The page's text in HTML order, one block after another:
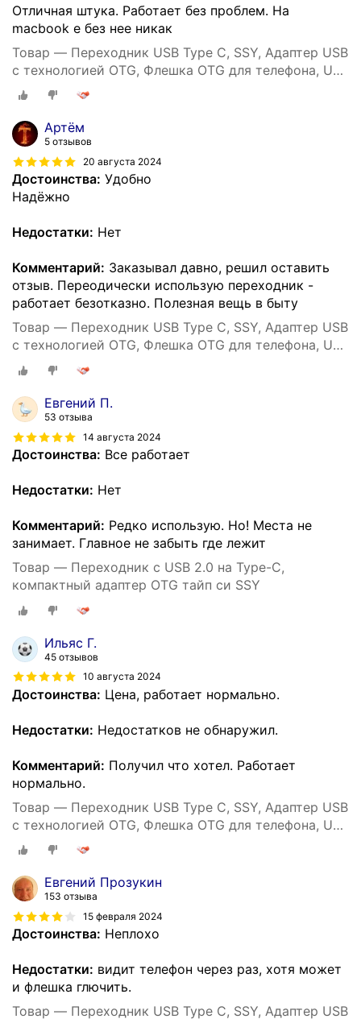
Отличная штука. Работает без проблем. На
macbook е без нее никак
Товар — Переходник USB Type C, SSY, Адаптер USB
с технологией OTG, Флешка OTG для телефона, USB
хаб
Артём
5 отзывов
20 августа 2024
Достоинства: Удобно
Надёжно
Недостатки: Нет
Комментарий: Заказывал давно, решил оставить
отзыв. Переодически использую переходник -
работает безотказно. Полезная вещь в быту
Товар — Переходник USB Type C, SSY, Адаптер USB
с технологией OTG, Флешка OTG для телефона, USB
хаб
Евгений П.
53 отзыва
14 августа 2024
Достоинства: Все работает
Недостатки: Нет
Комментарий: Редко использую. Но! Места не
занимает. Главное не забыть где лежит
Товар — Переходник с USB 2.0 на Type-C,
компактный адаптер OTG тайп си SSY
Ильяс Г.
45 отзывов
10 августа 2024
Достоинства: Цена, работает нормально.
Недостатки: Недостатков не обнаружил.
Комментарий: Получил что хотел. Работает
нормально.
Товар — Переходник USB Type C, SSY, Адаптер USB
с технологией OTG, Флешка OTG для телефона, USB
хаб
Евгений Прозукин
153 отзыва
15 февраля 2024
Достоинства: Неплохо
Недостатки: видит телефон через раз, хотя может
и флешка глючить.
Товар — Переходник USB Type C, SSY, Адаптер USB